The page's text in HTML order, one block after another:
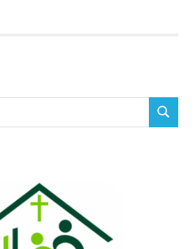
BUSCAR